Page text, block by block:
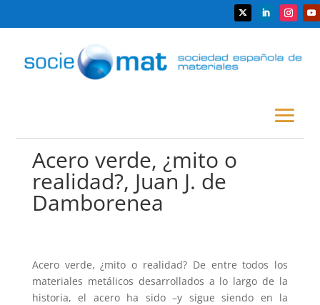
Acero verde, ¿mito o
realidad?, Juan J. de
Damborenea
Acero verde, ¿mito o realidad? De entre todos los
materiales metálicos desarrollados a lo largo de la
historia, el acero ha sido –y sigue siendo en la